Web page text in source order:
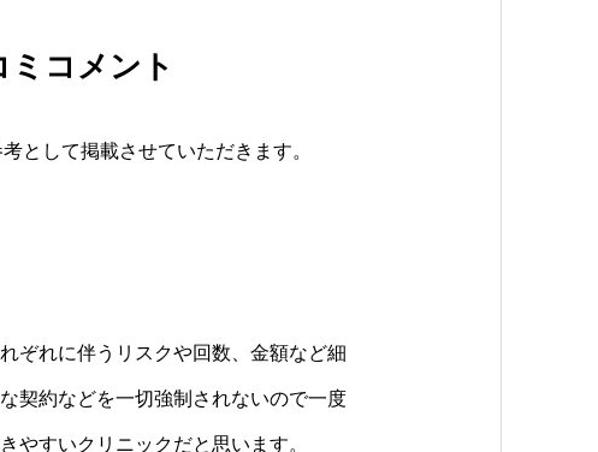
コメント
として掲載させていただきます。
ぞれに伴うリスクや回数、金額など細
契約などを一切強制されないので一度
やすいクリニックだと思います。